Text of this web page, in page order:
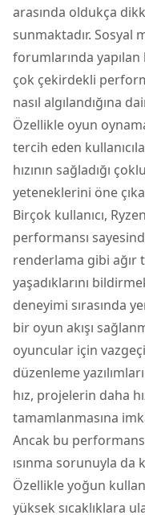
arasında oldukça
sunmaktadır. Sosyal
forumlarında yapılan
çok çekirdekli
nasıl algılandığına
Özellikle oyun
tercih eden
hızının sağladığı
yeteneklerini öne
Birçok kullanıcı,
performansı
renderlama gibi ağır
yaşadıklarını
deneyimi sırasında
bir oyun akışı
oyuncular için
düzenleme
hız, projelerin daha
tamamlanmasına
Ancak bu
ısınma sorunuyla da
Özellikle yoğun
yüksek sıcaklıklara